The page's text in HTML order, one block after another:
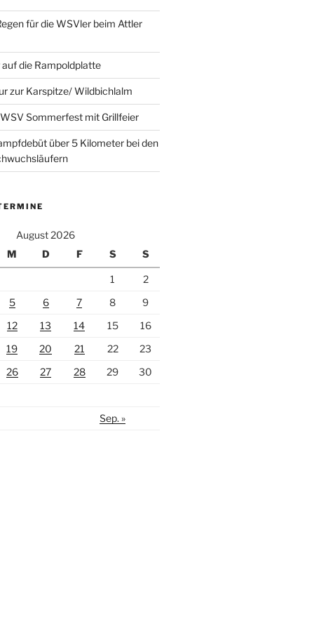
für die WSVler beim Attler
die Rampoldplatte
zur Karspitze/ Wildbichlalm
Sommerfest mit Grillfeier
über 5 Kilometer bei den
August 2026
M D F S S
1
2
5 6 7 8
9
12 13 14 15
16
19 20 21 22
23
26 27 28 29
30
Sep. »